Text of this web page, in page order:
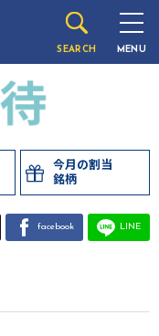
SEARCH MENU
今月の割当
銘柄
facebook LINE